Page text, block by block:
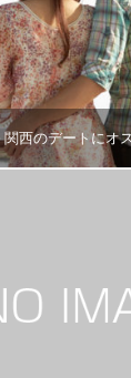
西のデートにオ